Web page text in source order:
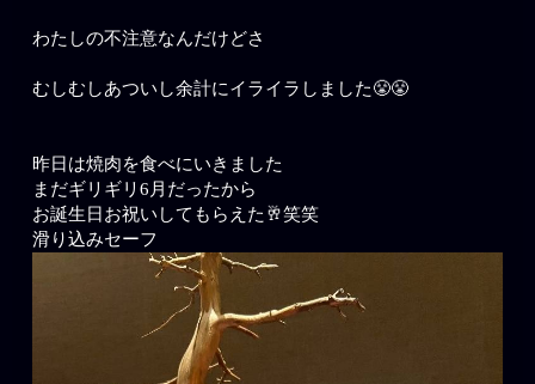
わたしの不注意なんだけどさ
むしむしあついし余計にイライラしました😤😤
昨日は焼肉を食べにいきました
まだギリギリ6月だったから
お誕生日お祝いしてもらえた🥂笑笑
滑り込みセーフ